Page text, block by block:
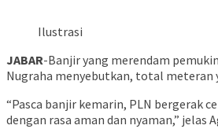
Ilustrasi
JABAR-Banjir yang merendam
Nugraha menyebutkan, total meteran
“Pasca banjir kemarin, PLN bergerak
dengan rasa aman dan nyaman,” jelas